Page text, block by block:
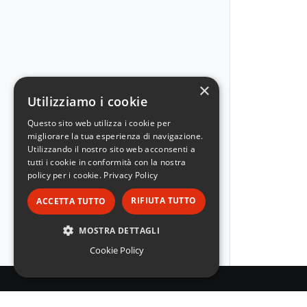
×
Utilizziamo i cookie
Questo sito web utilizza i cookie per
migliorare la tua esperienza di navigazione.
Utilizzando il nostro sito web acconsenti a
tutti i cookie in conformità con la nostra
policy per i cookie. Privacy Policy
ACCETTA TUTTO RIFIUTA TUTTO
MOSTRA DETTAGLI
STRETTAMENTE NECESSARI
Cookie Policy